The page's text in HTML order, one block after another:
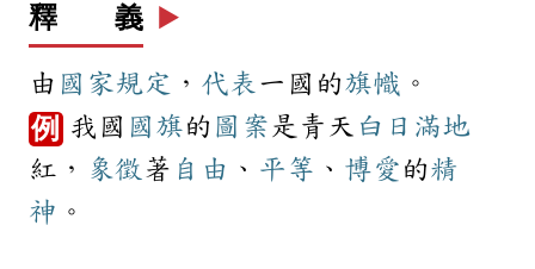
釋 義 ▶️
由 國家規定 ， 代表 一國的旗幟 。
例 我國 國旗的 圖案 是青天 白日 滿地
紅， 象徵 著 自由 、 平等 、 博愛 的精
神 。